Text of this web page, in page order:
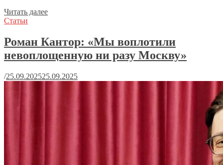
Читать далее
Статьи
Роман Кантор: «Мы воплотили
невоплощенную ни разу Москву»
/25.09.202525.09.2025